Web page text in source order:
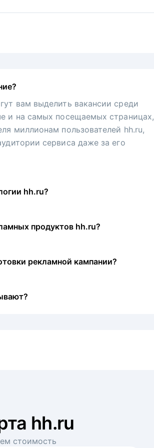
вам выделить вакансии среди
и на самых посещаемых страницах,
миллионам пользователей hh.ru,
сервиса даже за его
hh.ru?
продуктов hh.ru?
рекламной кампании?
hh.ru
стоимость